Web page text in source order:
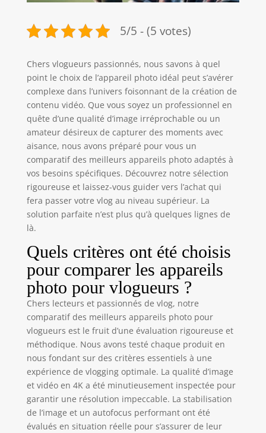
5/5 - (5 votes)
Chers vlogueurs passionnés, nous savons à quel
point le choix de l’appareil photo idéal peut s’avérer
complexe dans l’univers foisonnant de la création de
contenu vidéo. Que vous soyez un professionnel en
quête d’une qualité d’image irréprochable ou un
amateur désireux de capturer des moments avec
aisance, nous avons préparé pour vous un
comparatif des meilleurs appareils photo adaptés à
vos besoins spécifiques. Découvrez notre sélection
rigoureuse et laissez-vous guider vers l’achat qui
fera passer votre vlog au niveau supérieur. La
solution parfaite n’est plus qu’à quelques lignes de
là.
Quels critères ont été choisis
pour comparer les appareils
photo pour vlogueurs ?
Chers lecteurs et passionnés de vlog, notre
comparatif des meilleurs appareils photo pour
vlogueurs est le fruit d’une évaluation rigoureuse et
méthodique. Nous avons testé chaque produit en
nous fondant sur des critères essentiels à une
expérience de vlogging optimale. La qualité d’image
et vidéo en 4K a été minutieusement inspectée pour
garantir une résolution impeccable. La stabilisation
de l’image et un autofocus performant ont été
évalués en situation réelle pour s’assurer de leur